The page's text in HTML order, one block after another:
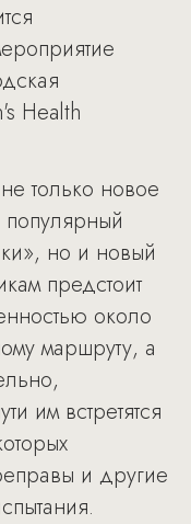
Health
только новое
но и новый
предстоит
около
маршруту, а
им встретятся
и другие